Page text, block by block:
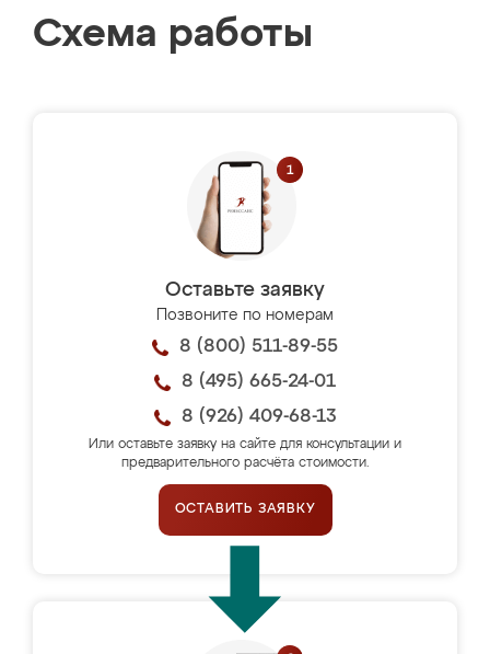
Схема работы
Оставьте заявку
Позвоните по номерам
8 (800) 511-89-55
8 (495) 665-24-01
8 (926) 409-68-13
Или оставьте заявку на сайте для консультации и
предварительного расчёта стоимости.
ОСТАВИТЬ ЗАЯВКУ